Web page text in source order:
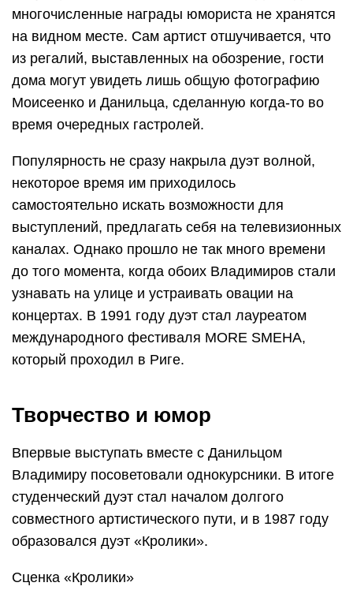
многочисленные награды юмориста не хранятся
на видном месте. Сам артист отшучивается, что
из регалий, выставленных на обозрение, гости
дома могут увидеть лишь общую фотографию
Моисеенко и Данильца, сделанную когда-то во
время очередных гастролей.
Популярность не сразу накрыла дуэт волной,
некоторое время им приходилось
самостоятельно искать возможности для
выступлений, предлагать себя на телевизионных
каналах. Однако прошло не так много времени
до того момента, когда обоих Владимиров стали
узнавать на улице и устраивать овации на
концертах. В 1991 году дуэт стал лауреатом
международного фестиваля MORE SMEHA,
который проходил в Риге.
Творчество и юмор
Впервые выступать вместе с Данильцом
Владимиру посоветовали однокурсники. В итоге
студенческий дуэт стал началом долгого
совместного артистического пути, и в 1987 году
образовался дуэт «Кролики».
Сценка «Кролики»